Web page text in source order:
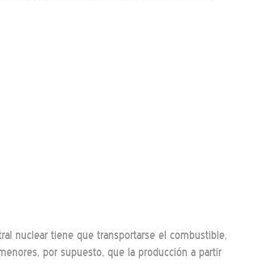
nuclear tiene que transportarse el combustible,
por supuesto, que la producción a partir